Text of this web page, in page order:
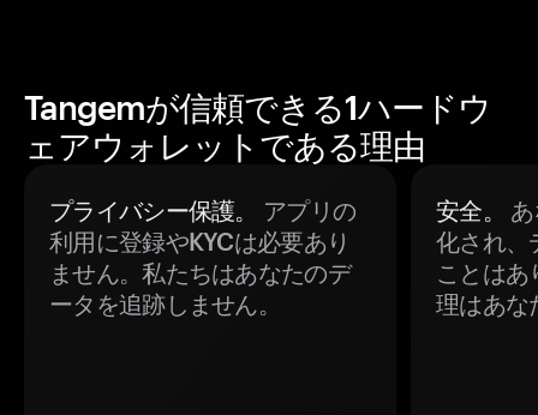
Tangemが信頼できる1ハードウ
ェアウォレットである理由
プライバシー保護。
アプリの
利用に登録やKYCは必要あり
ません。私たちはあなたのデ
ータを追跡しません。
安全。
化され、
ことはあ
理はあな